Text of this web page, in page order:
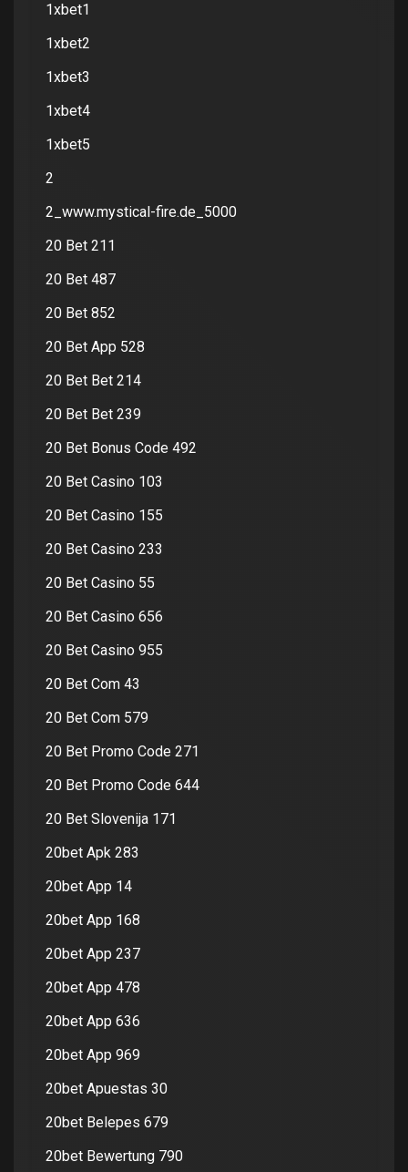
1xbet1
1xbet2
1xbet3
1xbet4
1xbet5
2
2_www.mystical-fire.de_5000
20 Bet 211
20 Bet 487
20 Bet 852
20 Bet App 528
20 Bet Bet 214
20 Bet Bet 239
20 Bet Bonus Code 492
20 Bet Casino 103
20 Bet Casino 155
20 Bet Casino 233
20 Bet Casino 55
20 Bet Casino 656
20 Bet Casino 955
20 Bet Com 43
20 Bet Com 579
20 Bet Promo Code 271
20 Bet Promo Code 644
20 Bet Slovenija 171
20bet Apk 283
20bet App 14
20bet App 168
20bet App 237
20bet App 478
20bet App 636
20bet App 969
20bet Apuestas 30
20bet Belepes 679
20bet Bewertung 790